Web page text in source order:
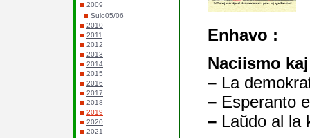
2009
Sulo05/06
2010
2011
2012
2013
2014
2015
2016
2017
2018
2019
2020
2021
Enhavo :
Naciismo
– La
– Esperanto
– Laŭdo al la